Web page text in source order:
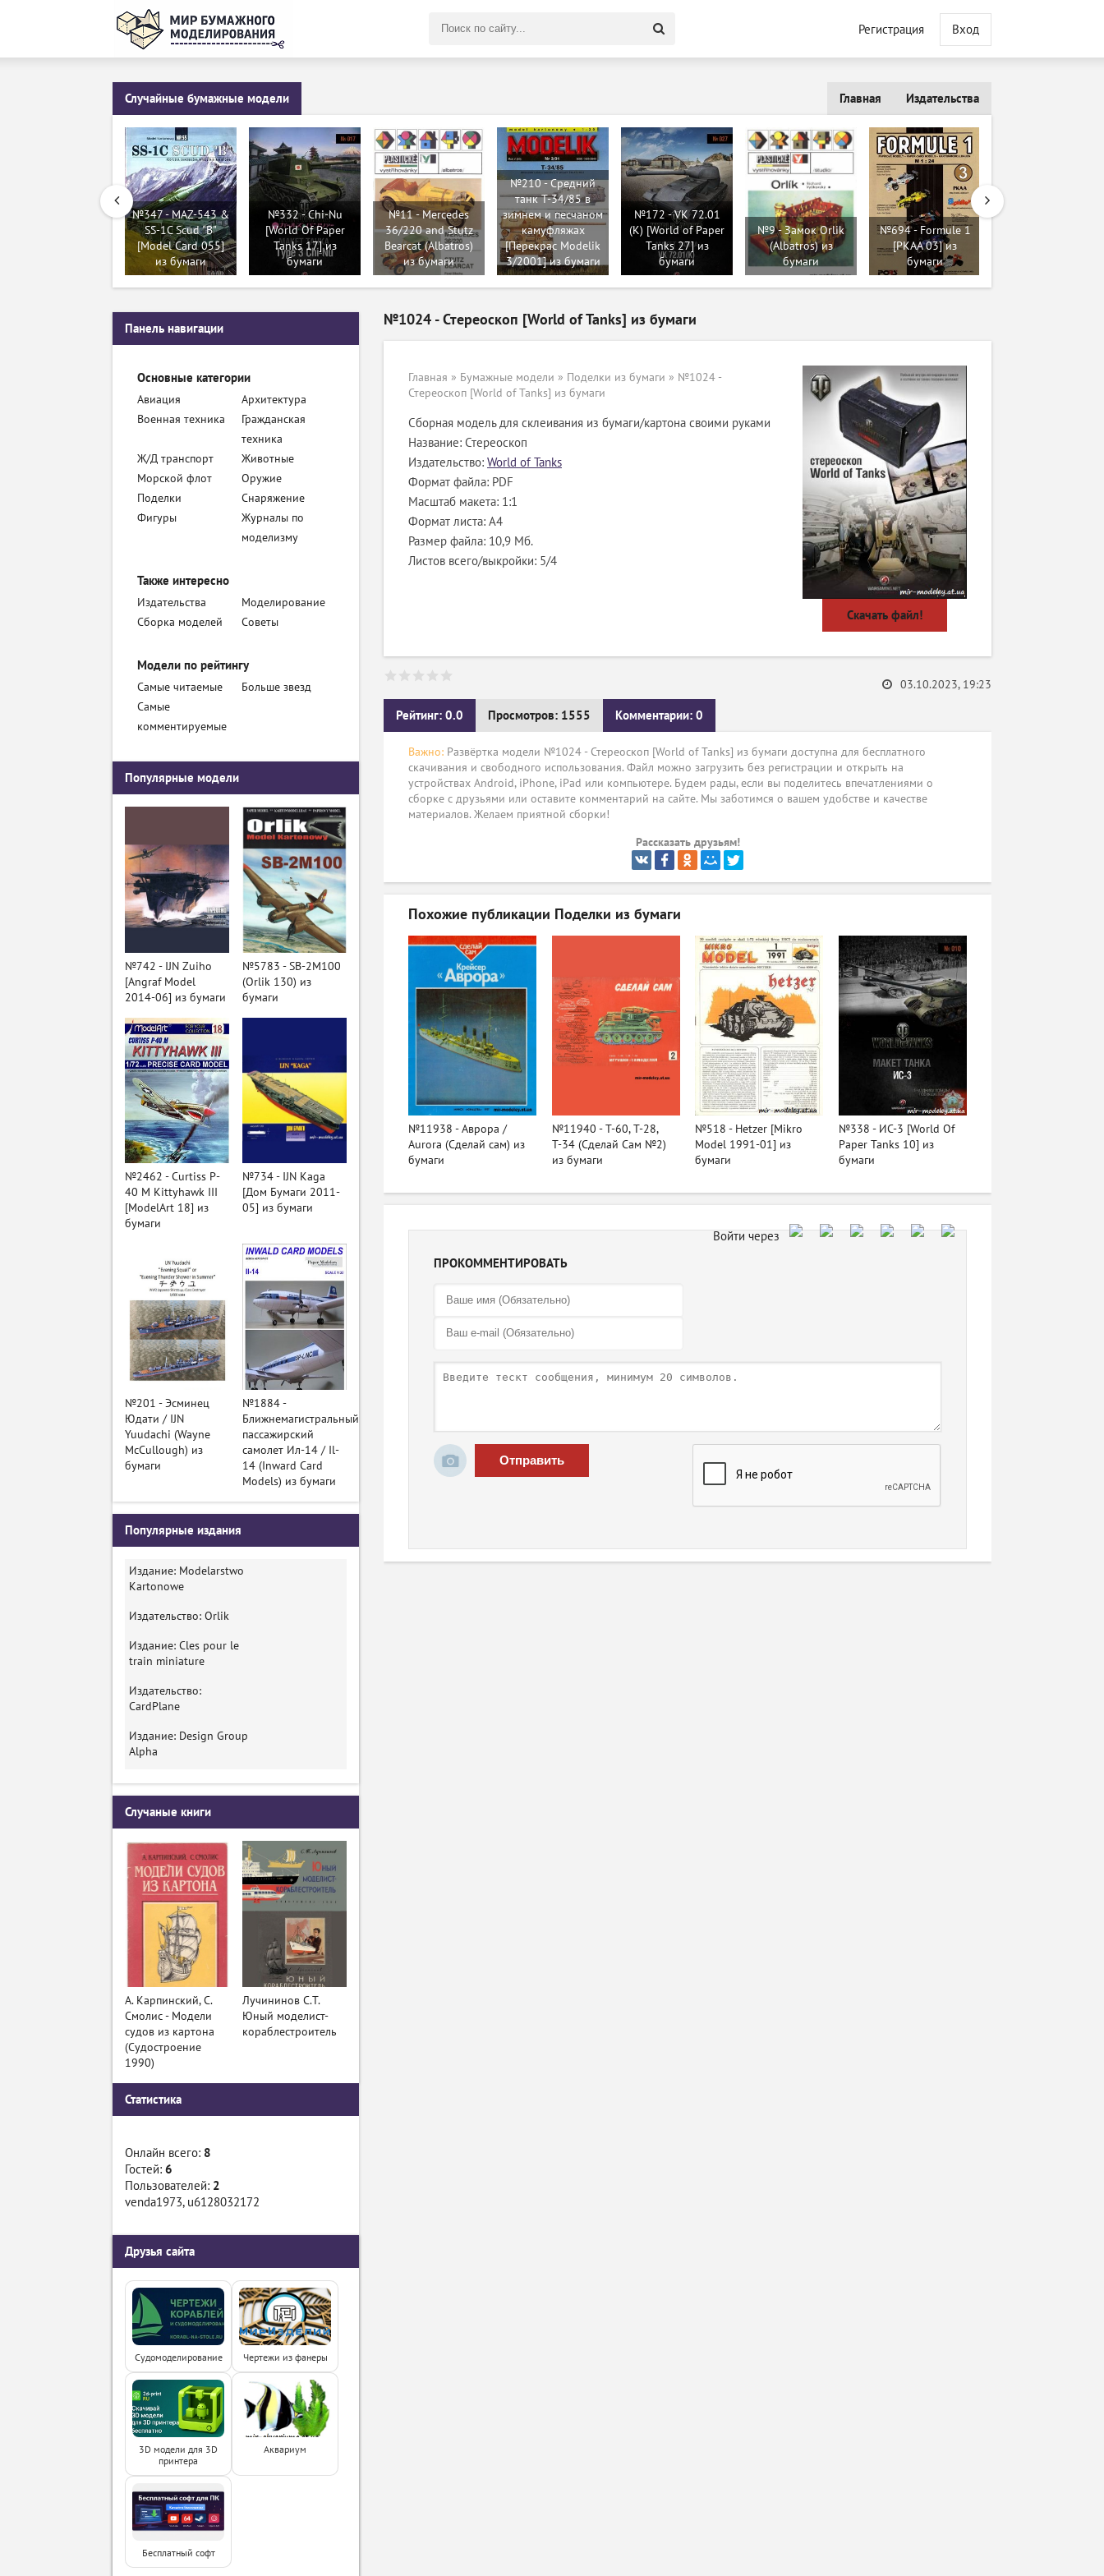
Регистрация Вход
Случайные бумажные модели Издательства
Главная
№347 - MAZ-543 &
SS-1C Scud "B"
[Model Card 055]
из бумаги
№332 - Chi-Nu
[World Of Paper
Tanks 17] из
бумаги
№11 - Mercedes
36/220 and Stutz
Bearcat (Albatros)
из бумаги
№210 - Средний
танк Т-34/85 в
зимнем и песчаном
камуфляжах
[Перекрас Modelik
3/2001] из бумаги
№172 - VK 72.01
(K) [World of Paper
Tanks 27] из
бумаги
№9 - Замок Orlik
(Albatros) из
бумаги
№694 - Formule 1
[PKAA 03] из
бумаги
№1024 - Стереоскоп [World of Tanks] из бумаги
Главная » Бумажные модели » Поделки из бумаги » №1024 -
Стереоскоп [World of Tanks] из бумаги
Сборная модель для склеивания из бумаги/картона своими руками
Название: Стереоскоп
Издательство: World of Tanks
Формат файла: PDF
Масштаб макета: 1:1
Формат листа: А4
Размер файла: 10,9 Мб.
Листов всего/выкройки: 5/4
Скачать файл!
Рейтинг: 0.0 Просмотров: 1555 Комментарии: 0
03.10.2023, 19:23
Важно: Развёртка модели №1024 - Стереоскоп [World of Tanks] из бумаги доступна для бесплатного
скачивания и свободного использования. Файл можно загрузить без регистрации и открыть на
устройствах Android, iPhone, iPad или компьютере. Будем рады, если вы поделитесь впечатлениями о
сборке с друзьями или оставите комментарий на сайте. Мы заботимся о вашем удобстве и качестве
материалов. Желаем приятной сборки!
Рассказать друзьям!
Похожие публикации Поделки из бумаги
№11938 - Аврора /
Aurora (Сделай сам) из
бумаги
№11940 - Т-60, Т-28,
Т-34 (Сделай Сам №2)
из бумаги
№518 - Hetzer [Mikro
Model 1991-01] из
бумаги
№338 - ИС-3 [World Of
Paper Tanks 10] из
бумаги
ПРОКОММЕНТИРОВАТЬ
Отправить
Панель навигации
Основные категории
Авиация
Архитектура
Военная техника
Гражданская
техника
Ж/Д транспорт
Животные
Морской флот
Оружие
Поделки
Снаряжение
Фигуры
Журналы по
моделизму
Также интересно
Издательства
Моделирование
Сборка моделей
Советы
Модели по рейтингу
Самые читаемые
Больше звезд
Самые
комментируемые
Популярные модели
№742 - IJN Zuiho
[Angraf Model
2014-06] из бумаги
№5783 - SB-2M100
(Orlik 130) из
бумаги
№2462 - Curtiss P-
40 M Kittyhawk III
[ModelArt 18] из
бумаги
№734 - IJN Kaga
[Дом Бумаги 2011-
05] из бумаги
№201 - Эсминец
Юдати / IJN
Yuudachi (Wayne
McCullough) из
бумаги
№1884 -
Ближнемагистральный
пассажирский
самолет Ил-14 / Il-
14 (Inward Card
Models) из бумаги
Популярные издания
Издание: Modelarstwo
Kartonowe
Издательство: Orlik
Издание: Cles pour le
train miniature
Издательство:
CardPlane
Издание: Design Group
Alpha
Случаные книги
А. Карпинский, С.
Смолис - Модели
судов из картона
(Судостроение
1990)
Лучининов С.Т.
Юный моделист-
кораблестроитель
Статистика
Онлайн всего: 8
Гостей: 6
Пользователей: 2
venda1973, u6128032172
Друзья сайта
Судомоделирование Чертежи из фанеры
3D модели для 3D
принтера
Аквариум
Бесплатный софт